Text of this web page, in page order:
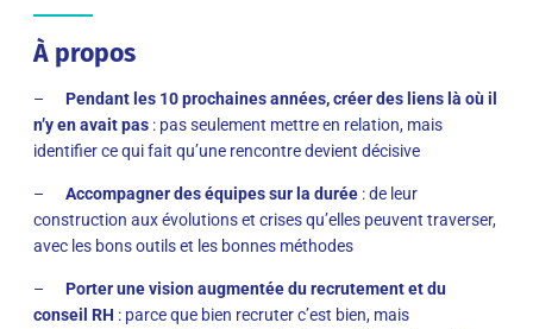
À propos
– Pendant les 10 prochaines années, créer des liens là où il
n’y en avait pas : pas seulement mettre en relation, mais
identifier ce qui fait qu’une rencontre devient décisive
– Accompagner des équipes sur la durée : de leur
construction aux évolutions et crises qu’elles peuvent traverser,
avec les bons outils et les bonnes méthodes
– Porter une vision augmentée du recrutement et du
conseil RH : parce que bien recruter c’est bien, mais